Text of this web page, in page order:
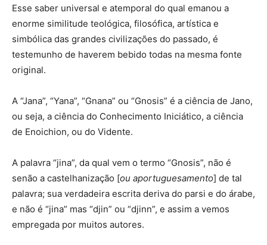
Esse saber universal e atemporal do qual emanou a
enorme similitude teológica, filosófica, artística e
simbólica das grandes civilizações do passado, é
testemunho de haverem bebido todas na mesma fonte
original.
A “Jana”, “Yana”, “Gnana” ou “Gnosis” é a ciência de Jano,
ou seja, a ciência do Conhecimento Iniciático, a ciência
de Enoichion, ou do Vidente.
A palavra “jina”, da qual vem o termo “Gnosis”, não é
senão a castelhanização [ou aportuguesamento] de tal
palavra; sua verdadeira escrita deriva do parsi e do árabe,
e não é “jina” mas “djin” ou “djinn”, e assim a vemos
empregada por muitos autores.